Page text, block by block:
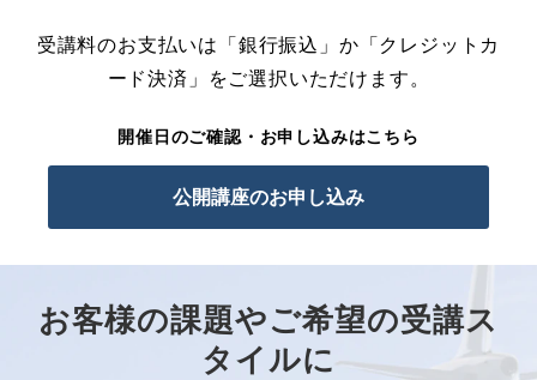
受講料のお支払いは「銀行振込」か「クレジットカ
ード決済」をご選択いただけます。
開催日のご確認・お申し込みはこちら
公開講座のお申し込み
お客様の課題やご希望の受講ス
タイルに